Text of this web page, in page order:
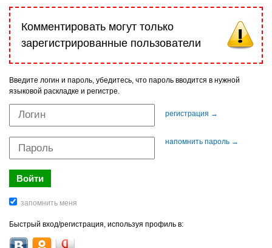
Комментировать могут только
зарегистрированные пользователи
Введите логин и пароль, убедитесь, что пароль вводится в нужной
языковой раскладке и регистре.
регистрация →
напомнить пароль →
Быстрый вход/регистрация, используя профиль в: